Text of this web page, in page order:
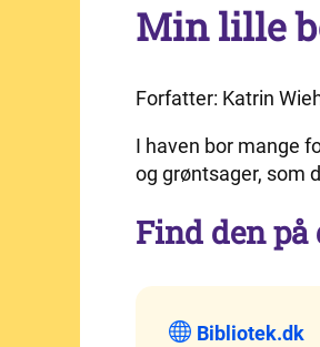
Min lille
Forfatter: Katrin
I haven bor mange
og grøntsager, som
Find den
Bibliotek.dk